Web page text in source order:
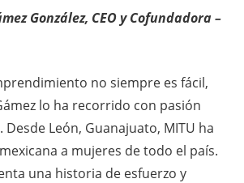
González, CEO y Cofundadora –
no siempre es fácil,
lo ha recorrido con pasión
León, Guanajuato, MITU ha
a mujeres de todo el país.
una historia de esfuerzo y